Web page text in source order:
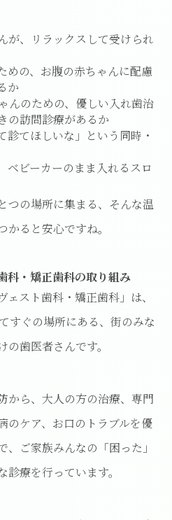
が、リラックスして受けられ
めの、お腹の赤ちゃんに配慮
か
んのための、優しい入れ歯治
の訪問診療があるか
診てほしいな」という同時・
ベビーカーのまま入れるスロ
つの場所に集まる、そんな温
ると安心ですね。
科・矯正歯科の取り組み
スト歯科・矯正歯科」は、
すぐの場所にある、街のみな
歯医者さんです。
から、大人の方の治療、専門
のケア、お口のトラブルを優
、ご家族みんなの「困った」
療を行っています。